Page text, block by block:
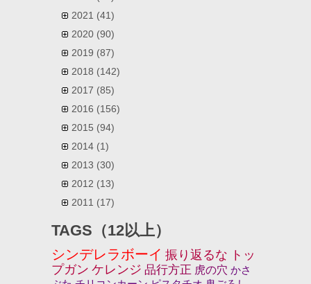
2021 (41)
2020 (90)
2019 (87)
2018 (142)
2017 (85)
2016 (156)
2015 (94)
2014 (1)
2013 (30)
2012 (13)
2011 (17)
TAGS（12以上）
シンデレラボーイ 振り返るな トッ
プガン ケレンジ 品行方正 虎の穴 かさ